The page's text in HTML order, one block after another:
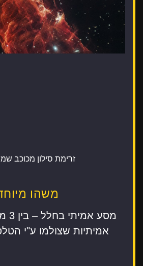
זרימת סילון מכוכב
משהו
אמיתיות שצולמו ע"י